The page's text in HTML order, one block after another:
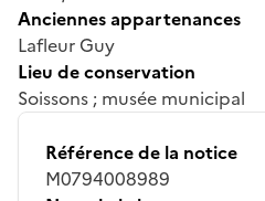
Anciennes appartenances
Lafleur Guy
Lieu de conservation
Soissons ; musée municipal
Référence de la notice
M0794008989